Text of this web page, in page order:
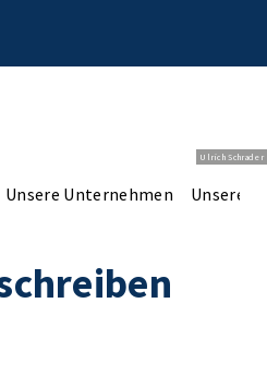
Ulrich Schrader
Unsere Unternehmen Unsere